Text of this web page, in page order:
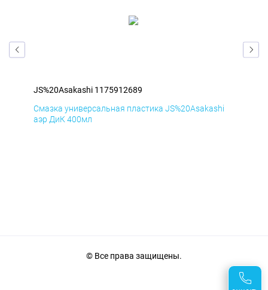
JS%20Asakashi 1175912689
Смазка универсальная пластика JS%20Asakashi
аэр ДиК 400мл
© Все права защищены.